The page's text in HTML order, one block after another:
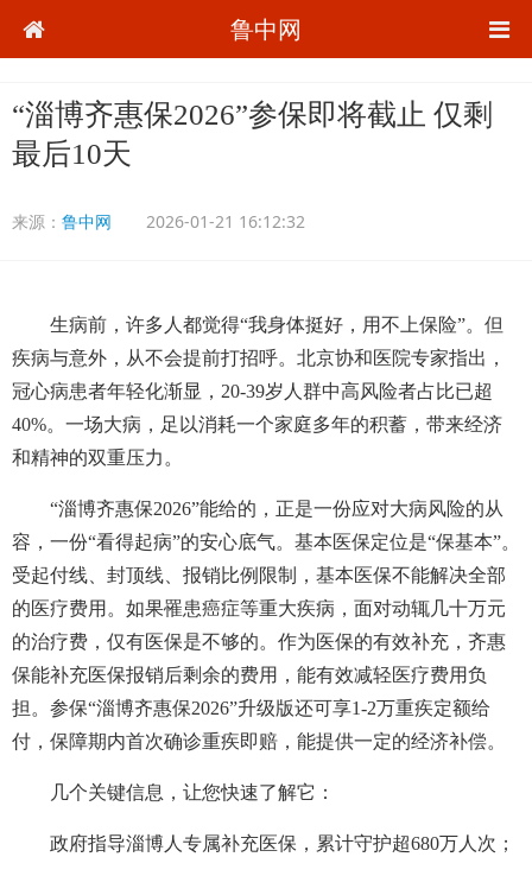
鲁中网
“淄博齐惠保2026”参保即将截止 仅剩
最后10天
来源： 鲁中网 2026-01-21 16:12:32
生病前，许多人都觉得“我身体挺好，用不上保险”。但
疾病与意外，从不会提前打招呼。北京协和医院专家指出，
冠心病患者年轻化渐显，20-39岁人群中高风险者占比已超
40%。一场大病，足以消耗一个家庭多年的积蓄，带来经济
和精神的双重压力。
“淄博齐惠保2026”能给的，正是一份应对大病风险的从
容，一份“看得起病”的安心底气。基本医保定位是“保基本”。
受起付线、封顶线、报销比例限制，基本医保不能解决全部
的医疗费用。如果罹患癌症等重大疾病，面对动辄几十万元
的治疗费，仅有医保是不够的。作为医保的有效补充，齐惠
保能补充医保报销后剩余的费用，能有效减轻医疗费用负
担。参保“淄博齐惠保2026”升级版还可享1-2万重疾定额给
付，保障期内首次确诊重疾即赔，能提供一定的经济补偿。
几个关键信息，让您快速了解它：
政府指导淄博人专属补充医保，累计守护超680万人次；